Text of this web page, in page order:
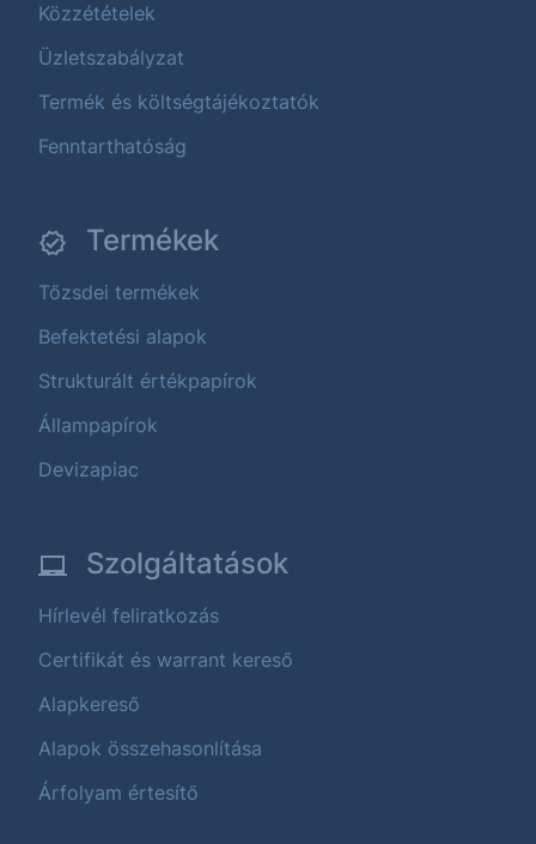
Közzétételek
Üzletszabályzat
Termék és költségtájékoztatók
Fenntarthatóság
Termékek
Tőzsdei termékek
Befektetési alapok
Strukturált értékpapírok
Állampapírok
Devizapiac
Szolgáltatások
Hírlevél feliratkozás
Certifikát és warrant kereső
Alapkereső
Alapok összehasonlítása
Árfolyam értesítő